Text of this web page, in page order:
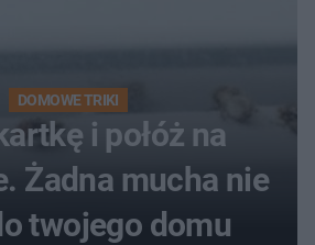
DOMOWE TRIKI
i połóż na
Żadna mucha nie
twojego domu